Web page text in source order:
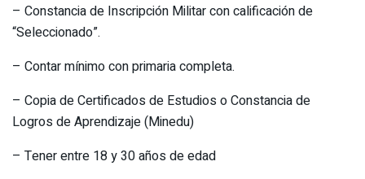
– Constancia de Inscripción Militar con calificación de
“Seleccionado”.
– Contar mínimo con primaria completa.
– Copia de Certificados de Estudios o Constancia de
Logros de Aprendizaje (Minedu)
– Tener entre 18 y 30 años de edad